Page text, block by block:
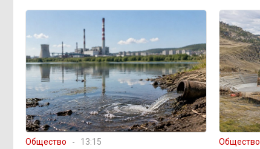
Общество 13:15 Общество